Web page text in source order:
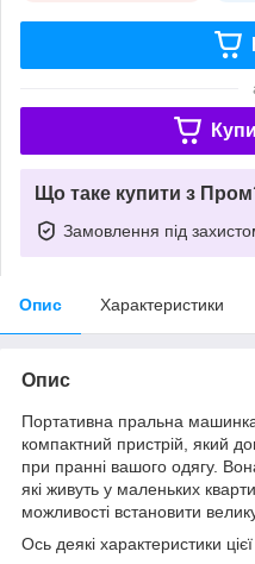
Що таке купити з
Замовлення під
Опис Характеристики
Опис
Портативна пральна
компактний пристрій, який
при пранні вашого одягу.
які живуть у маленьких
можливості встановити
Ось деякі характеристики